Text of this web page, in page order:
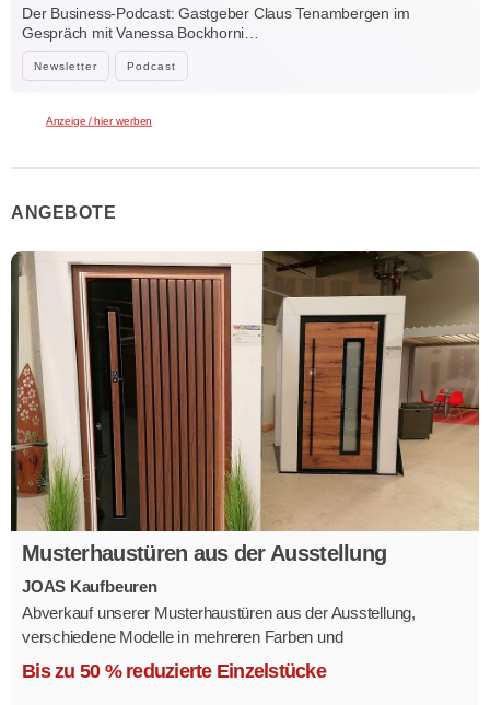
Newsletter Podcast
Verbindungen
Der Business-Podcast: Gastgeber Claus Tenambergen im
Gespräch mit Vanessa Bockhorni…
Anzeige / hier werben
ANGEBOTE
Musterhaustüren aus der Ausstellung
JOAS Kaufbeuren
Abverkauf unserer Musterhaustüren aus der Ausstellung,
verschiedene Modelle in mehreren Farben und
Ausstattungsvarianten.
Bis zu 50 % reduzierte Einzelstücke